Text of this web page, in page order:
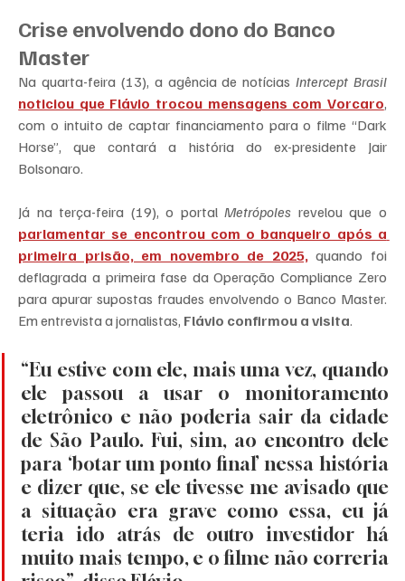
Crise envolvendo dono do Banco
Master
Na quarta-feira (13), a agência de notícias Intercept Brasil
noticiou que Flávio trocou mensagens com Vorcaro,
com o intuito de captar financiamento para o filme “Dark
Horse”, que contará a história do ex-presidente Jair
Bolsonaro.
Já na terça-feira (19), o portal Metrópoles
parlamentar se encontrou com o banqueiro após a
primeira prisão, em novembro de 2025, quando foi
deflagrada a primeira fase da Operação Compliance Zero
para apurar supostas fraudes envolvendo o Banco Master.
Em entrevista a jornalistas, Flávio confirmou a visita.
“Eu estive com ele, mais uma vez, quando
ele passou a usar o monitoramento
eletrônico e não poderia sair da cidade
de São Paulo. Fui, sim, ao encontro dele
para ‘botar um ponto final’ nessa história
e dizer que, se ele tivesse me avisado que
a situação era grave como essa, eu já
teria ido atrás de outro investidor há
muito mais tempo, e o filme não correria